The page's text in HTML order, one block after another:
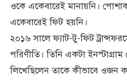
ওকে একেবারেই মানায়নি।
একেবারেই ফিট হয়নি।
২০১৬ সালে ফ্যাট-টু-ফিট
পরিণীতি। তিনি একটা
লিখেছিলেন তাকে কীভাবে ওজন